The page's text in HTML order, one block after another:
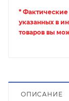
* Фактические
указанных в
товаров вы
ОПИСАНИЕ